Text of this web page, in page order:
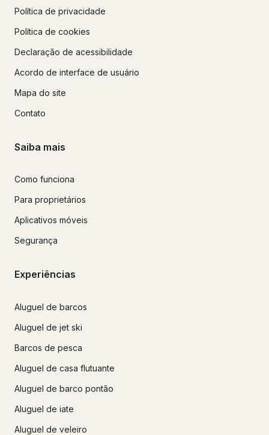
Política de privacidade
Política de cookies
Declaração de acessibilidade
Acordo de interface de usuário
Mapa do site
Contato
Saiba mais
Como funciona
Para proprietários
Aplicativos móveis
Segurança
Experiências
Aluguel de barcos
Aluguel de jet ski
Barcos de pesca
Aluguel de casa flutuante
Aluguel de barco pontão
Aluguel de iate
Aluguel de veleiro